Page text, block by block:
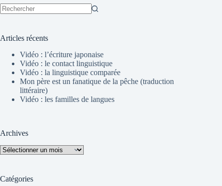
Articles récents
Vidéo : l’écriture japonaise
Vidéo : le contact linguistique
Vidéo : la linguistique comparée
Mon père est un fanatique de la pêche (traduction
littéraire)
Vidéo : les familles de langues
Archives
Archives
Catégories